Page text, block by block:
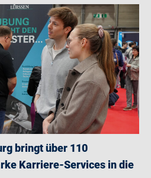
bringt über 110
Karriere-Services in die